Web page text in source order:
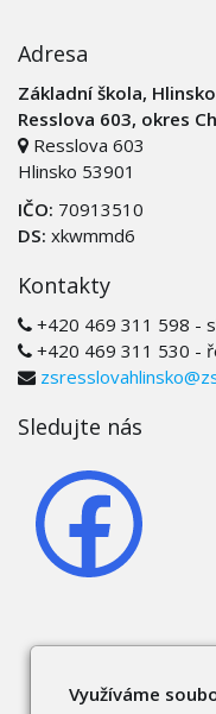
Adresa
Základní škola, Hlinsko
Resslova 603, okres
Resslova 603
Hlinsko 53901
IČO: 70913510
DS: xkwmmd6
Kontakty
+420 469 311 598 -
+420 469 311 530 -
Sledujte nás
Využíváme